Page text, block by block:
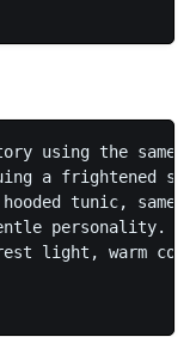
using the same
a frightened
hooded tunic, same
personality.
light, warm